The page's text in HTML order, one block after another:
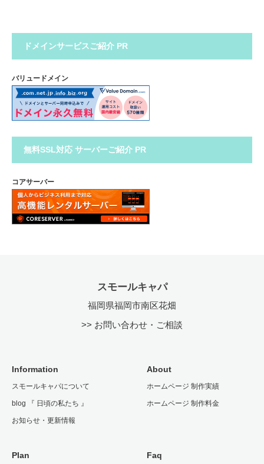
ドメインサービスご紹介 PR
バリュードメイン
無料SSL対応 サーバーご紹介 PR
コアサーバー
スモールキャパ
福岡県福岡市南区花畑
>> お問い合わせ・ご相談
Information
スモールキャパについて
blog 『 日頃の私たち 』
お知らせ・更新情報
About
ホームページ 制作実績
ホームページ 制作料金
Plan Faq